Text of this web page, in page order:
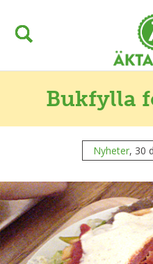
Bukfylla
Nyheter, 30